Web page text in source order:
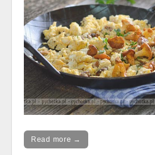
Read more →